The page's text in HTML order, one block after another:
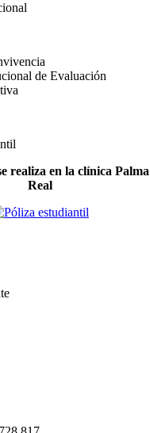
de Evaluación
realiza en la clínica Palma
Real